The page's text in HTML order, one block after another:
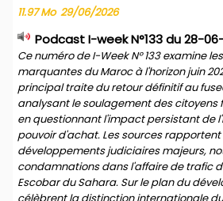
11.97 Mo 29/06/2026
Podcast I-week N°133 du 28-
Ce numéro de I-Week N° 133 examine
marquantes du Maroc à l'horizon juin
principal traite du retour définitif au
analysant le soulagement des
en questionnant l'impact persistant de
pouvoir d'achat. Les sources
développements judiciaires majeurs,
condamnations dans l'affaire de trafic
Escobar du Sahara. Sur le plan du